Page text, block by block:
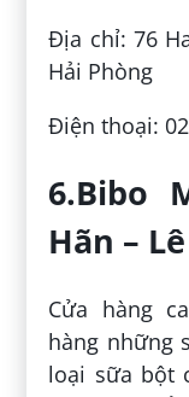
Địa chỉ: 76
Hải Phòng
Điện thoại:
6.Bibo
Hãn –
Cửa hàng
hàng những
loại sữa bột